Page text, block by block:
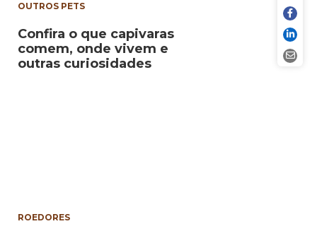
OUTROS PETS
Confira o que capivaras
comem, onde vivem e
outras curiosidades
ROEDORES